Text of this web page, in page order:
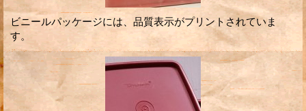
ビニールパッケージには、品質表示がプリントされていま
す。